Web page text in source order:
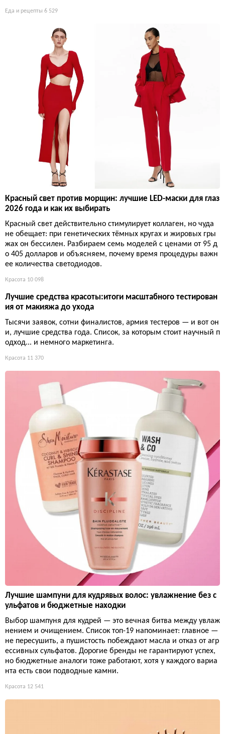
Еда и рецепты 6 529
Красный свет против морщин: лучшие LED-маски для глаз
2026 года и как их выбирать
Красный свет действительно стимулирует коллаген, но чуда
не обещает: при генетических тёмных кругах и жировых гры
жах он бессилен. Разбираем семь моделей с ценами от 95 д
о 405 долларов и объясняем, почему время процедуры важн
ее количества светодиодов.
Красота 10 098
Лучшие средства красоты:итоги масштабного тестирован
ия от макияжа до ухода
Тысячи заявок, сотни финалистов, армия тестеров — и вот он
и, лучшие средства года. Список, за которым стоит научный п
одход... и немного маркетинга.
Красота 11 370
Лучшие шампуни для кудрявых волос: увлажнение без с
ульфатов и бюджетные находки
Выбор шампуня для кудрей — это вечная битва между увлаж
нением и очищением. Список топ-19 напоминает: главное —
не пересушить, а пушистость побеждают масла и отказ от агр
ессивных сульфатов. Дорогие бренды не гарантируют успех,
но бюджетные аналоги тоже работают, хотя у каждого вариа
нта есть свои подводные камни.
Красота 12 541